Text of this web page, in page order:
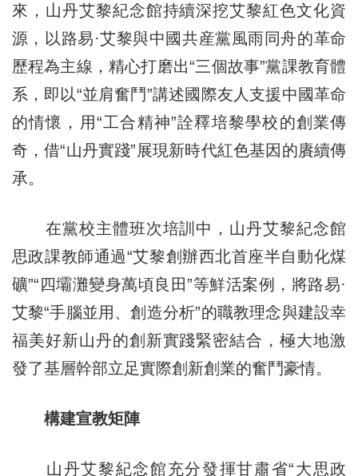
來，山丹艾黎紀念館持續深挖艾黎紅色文化資
源，以路易·艾黎與中國共産黨風雨同舟的革命
歷程為主線，精心打磨出“三個故事”黨課教育體
系，即以“並肩奮鬥”講述國際友人支援中國革命
的情懷，用“工合精神”詮釋培黎學校的創業傳
奇，借“山丹實踐”展現新時代紅色基因的賡續傳
承。
在黨校主體班次培訓中，山丹艾黎紀念館
思政課教師通過“艾黎創辦西北首座半自動化煤
礦”“四壩灘變身萬頃良田”等鮮活案例，將路易·
艾黎“手腦並用、創造分析”的職教理念與建設幸
福美好新山丹的創新實踐緊密結合，極大地激
發了基層幹部立足實際創新創業的奮鬥豪情。
構建宣教矩陣
山丹艾黎紀念館充分發揮甘肅省“大思政